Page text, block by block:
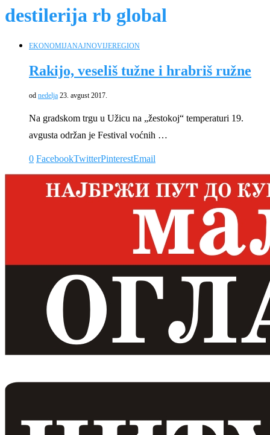
destilerija rb global
EKONOMIJANAJNOVIJEREGION
Rakijo, veseliš tužne i hrabriš ružne
od nedelja 23. avgust 2017.
Na gradskom trgu u Užicu na „žestokoj“ temperaturi 19.
avgusta održan je Festival voćnih …
0 FacebookTwitterPinterestEmail